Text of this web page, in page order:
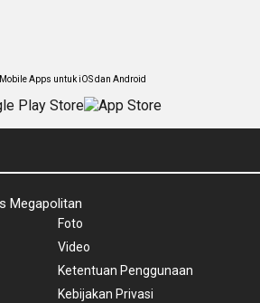
Apps untuk iOS dan Android
Megapolitan
Foto
Video
Ketentuan Penggunaan
Kebijakan Privasi